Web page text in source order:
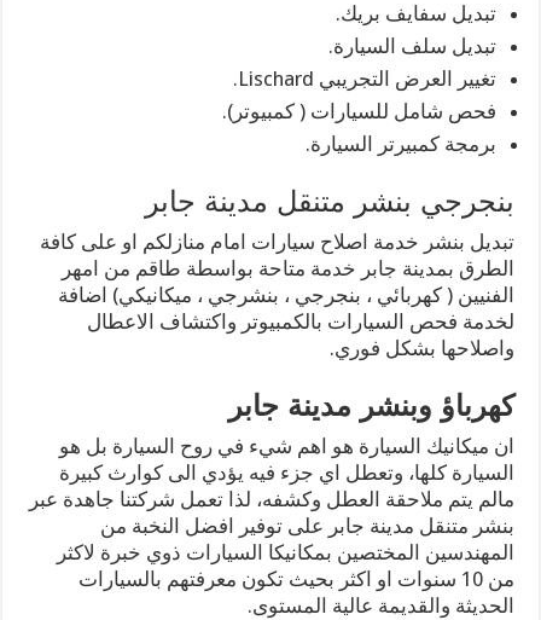
تبديل سفايف بريك.
تبديل سلف السيارة.
تغيير العرض التجريبي Lischard.
فحص شامل للسيارات ( كمبيوتر).
برمجة كمبيرتر السيارة.
بنجرجي بنشر متنقل مدينة جابر
تبديل بنشر خدمة اصلاح سيارات امام منازلكم او على كافة
الطرق بمدينة جابر خدمة متاحة بواسطة طاقم من امهر
الفنيين ( كهربائي ، بنجرجي ، بنشرجي ، ميكانيكي) اضافة
لخدمة فحص السيارات بالكمبيوتر واكتشاف الاعطال
واصلاحها بشكل فوري.
كهرباؤ وبنشر مدينة جابر
ان ميكانيك السيارة هو اهم شيء في روح السيارة بل هو
السيارة كلها، وتعطل اي جزء فيه يؤدي الى كوارث كبيرة
مالم يتم ملاحقة العطل وكشفه، لذا تعمل شركتنا جاهدة عبر
بنشر متنقل مدينة جابر على توفير افضل النخبة من
المهندسين المختصين بمكانيكا السيارات ذوي خبرة لاكثر
من 10 سنوات او اكثر بحيث تكون معرفتهم بالسيارات
الحديثة والقديمة عالية المستوى.